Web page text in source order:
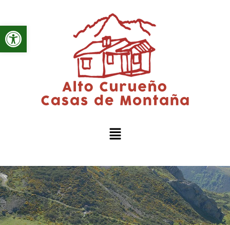
Menú
Abrir barra de herramientas